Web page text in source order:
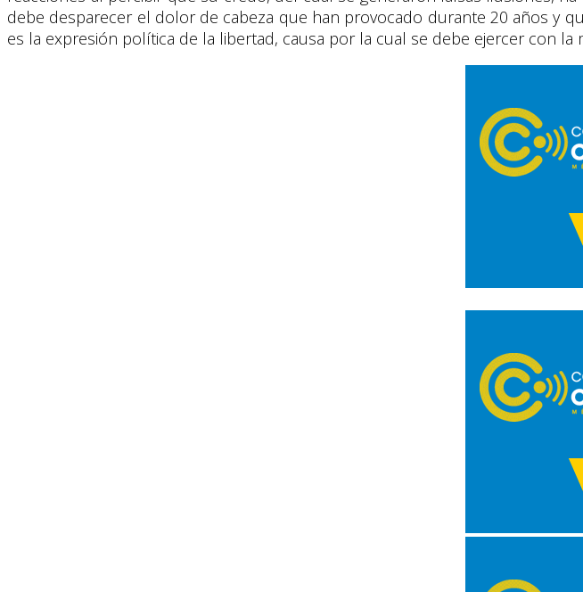
debe desparecer el dolor de cabeza que han provocado durante 20 años y
es la expresión política de la libertad, causa por la cual se debe ejercer con